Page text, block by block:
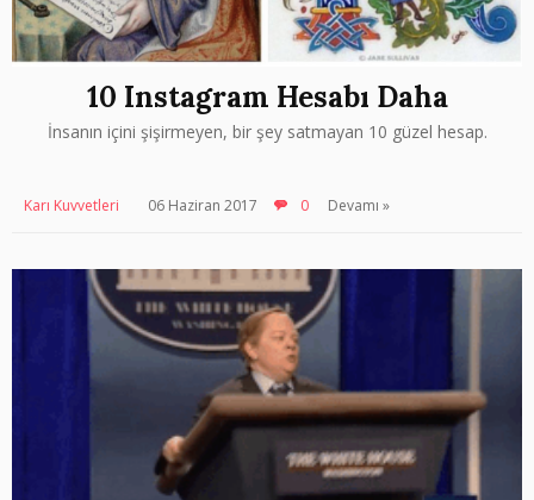
10 Instagram Hesabı Daha
İnsanın içini şişirmeyen, bir şey satmayan 10 güzel hesap.
Karı Kuvvetleri 06 Haziran 2017 0 Devamı »